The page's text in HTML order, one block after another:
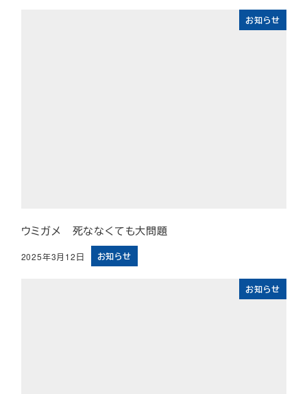
お知らせ
ウミガメ 死ななくても大問題
投稿日
2025年3月12日 お知らせ
お知らせ